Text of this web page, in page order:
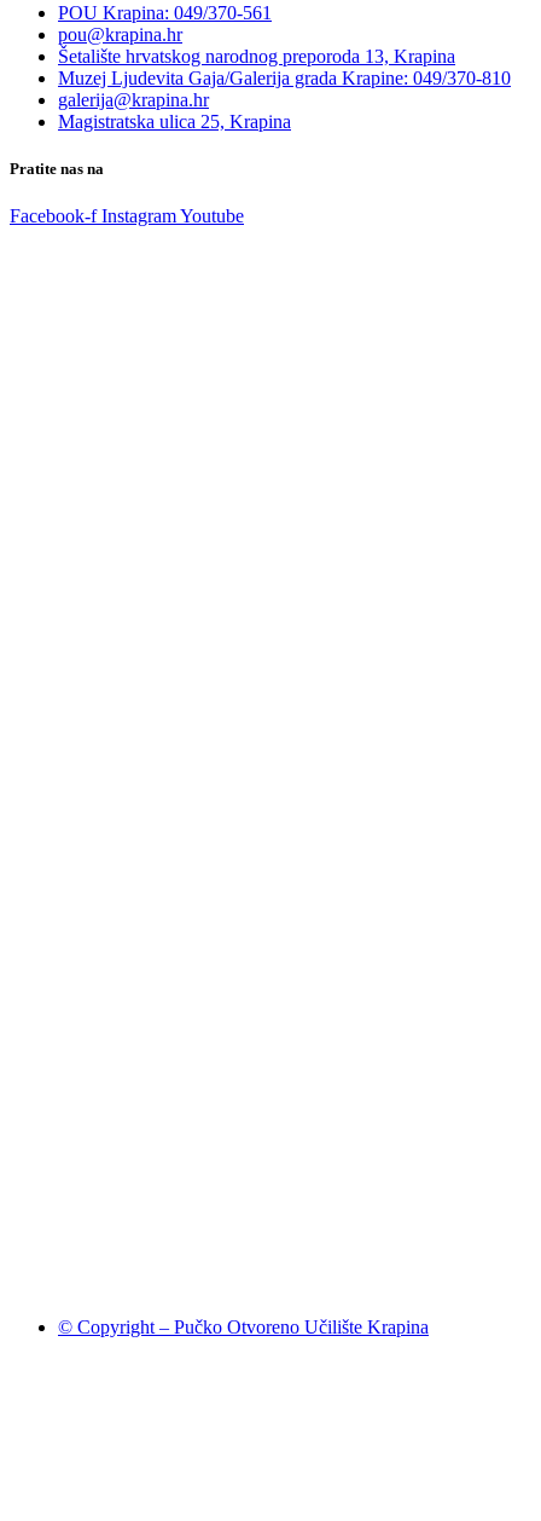
POU Krapina: 049/370-561
pou@krapina.hr
Šetalište hrvatskog narodnog preporoda 13, Krapina
Muzej Ljudevita Gaja/Galerija grada Krapine: 049/370-810
galerija@krapina.hr
Magistratska ulica 25, Krapina
Pratite nas na
Facebook-f InstagramYoutube
© Copyright – Pučko Otvoreno Učilište Krapina